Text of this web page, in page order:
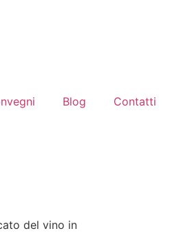
Blog Contatti
del vino in